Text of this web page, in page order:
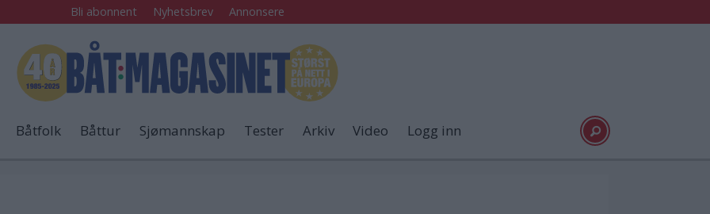
Bli abonnent Nyhetsbrev Annonsere
Båtfolk Båttur Sjømannskap Tester Arkiv Video Logg inn